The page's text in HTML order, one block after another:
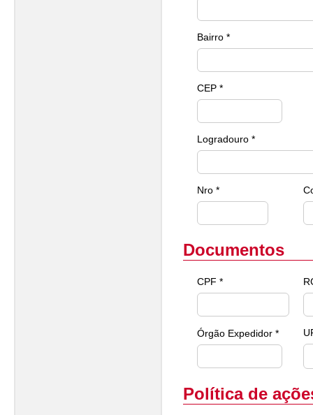
Bairro *
CEP *
Logradouro *
Nro *
Documentos
CPF *
Órgão Expedidor *
Política de